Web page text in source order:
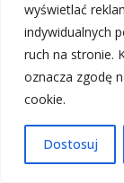
wyświetlać
indywidualnych
ruch na stronie.
oznacza zgodę
cookie.
Dostosuj
Składy
(10 lutego,
Włoskie
lutego, 2026)
Składy AS
kluczowych
League One